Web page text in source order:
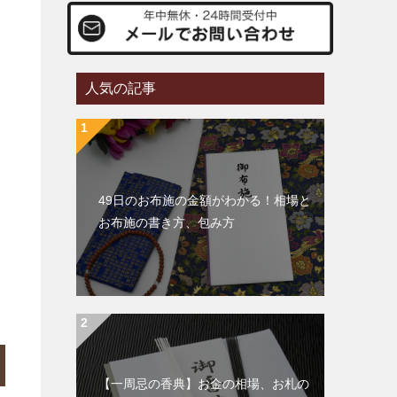
人気の記事
49日のお布施の金額がわかる！相場と
お布施の書き方、包み方
【一周忌の香典】お金の相場、お札の